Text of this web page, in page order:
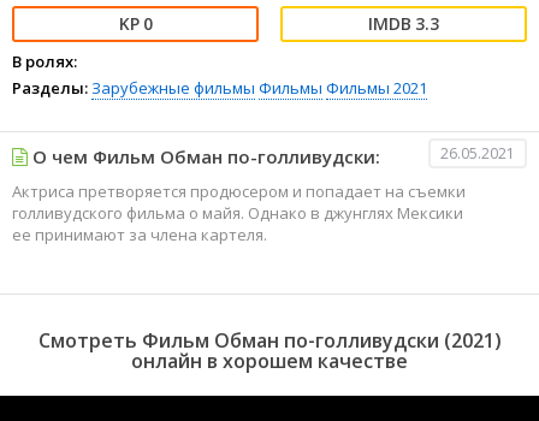
0 3.3
В ролях:
Разделы: Зарубежные фильмы Фильмы Фильмы 2021
О чем Фильм Обман по-голливудски: 26.05.2021
Актриса претворяется продюсером и попадает на съемки
голливудского фильма о майя. Однако в джунглях Мексики
ее принимают за члена картеля.
Смотреть Фильм Обман по-голливудски (2021)
онлайн в хорошем качестве